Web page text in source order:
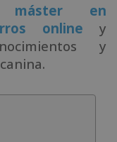
máster en
online y
y